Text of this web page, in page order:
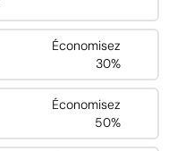
Économisez
30%
Économisez
50%